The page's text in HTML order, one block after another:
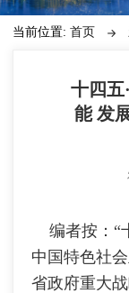
当前位置: 首页
十四五
能 发
编者按：“
中国特色社
省政府重大